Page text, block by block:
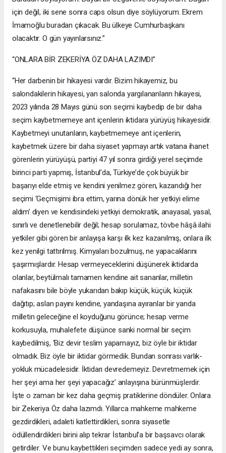
için değil, iki sene sonra caps olsun diye söylüyorum. Ekrem
İmamoğlu buradan çıkacak. Bu ülkeye Cumhurbaşkanı
olacaktır. O gün yayınlarsınız.”
“ONLARA BİR ZEKERİYA ÖZ DAHA LAZIMDI”
“Her darbenin bir hikayesi vardır. Bizim hikayemiz, bu
salondakilerin hikayesi, yan salonda yargılananların hikayesi,
2023 yılında 28 Mayıs günü son seçimi kaybedip de bir daha
seçim kaybetmemeye ant içenlerin iktidara yürüyüş hikayesidir.
Kaybetmeyi unutanların, kaybetmemeye ant içenlerin,
kaybetmek üzere bir daha siyaset yapmayı artık vatana ihanet
görenlerin yürüyüşü, partiyi 47 yıl sonra girdiği yerel seçimde
birinci parti yapmış, İstanbul’da, Türkiye’de çok büyük bir
başarıyı elde etmiş ve kendini yenilmez gören, kazandığı her
seçimi ‘Geçmişimi ibra ettim, yarına dönük her yetkiyi elime
aldım’ diyen ve kendisindeki yetkiyi demokratik, anayasal, yasal,
sınırlı ve denetlenebilir değil; hesap sorulamaz, tövbe hâşâ ilahi
yetkiler gibi gören bir anlayışa karşı ilk kez kazanılmış, onlara ilk
kez yenilgi tattırılmış. Kimyaları bozulmuş, ne yapacaklarını
şaşırmışlardır. Hesap vermeyeceklerini düşünerek iktidarda
olanlar, beytülmalı tamamen kendine ait sananlar, milletin
nafakasını bile böyle yukarıdan bakıp küçük, küçük, küçük
dağıtıp; aslan payını kendine, yandaşına ayıranlar bir yanda
milletin geleceğine el koyduğunu görünce; hesap verme
korkusuyla, muhalefete düşünce sanki normal bir seçim
kaybedilmiş, ‘Biz devir teslim yapamayız, biz öyle bir iktidar
olmadık. Biz öyle bir iktidar görmedik. Bundan sonrası varlık-
yokluk mücadelesidir. İktidarı devredemeyiz. Devretmemek için
her şeyi ama her şeyi yapacağız’ anlayışına bürünmüşlerdir.
İşte o zaman bir kez daha geçmiş pratiklerine döndüler. Onlara
bir Zekeriya Öz daha lazımdı. Yıllarca mahkeme mahkeme
gezdirdikleri, adaleti katlettirdikleri, sonra siyasetle
ödüllendirdikleri birini alıp tekrar İstanbul’a bir başsavcı olarak
getirdiler. Ve bunu kaybettikleri seçimden sadece yedi ay sonra,